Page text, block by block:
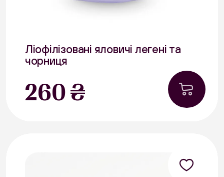
Ліофілізовані яловичі легені та
чорниця
260 ₴
В наявності